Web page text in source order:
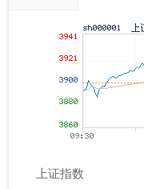
上证指数